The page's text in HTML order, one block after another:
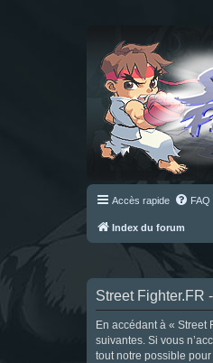
Accès rapide FAQ
Index du forum
Street Fighter.FR
En accédant à « Street
suivantes. Si vous
tout notre possible